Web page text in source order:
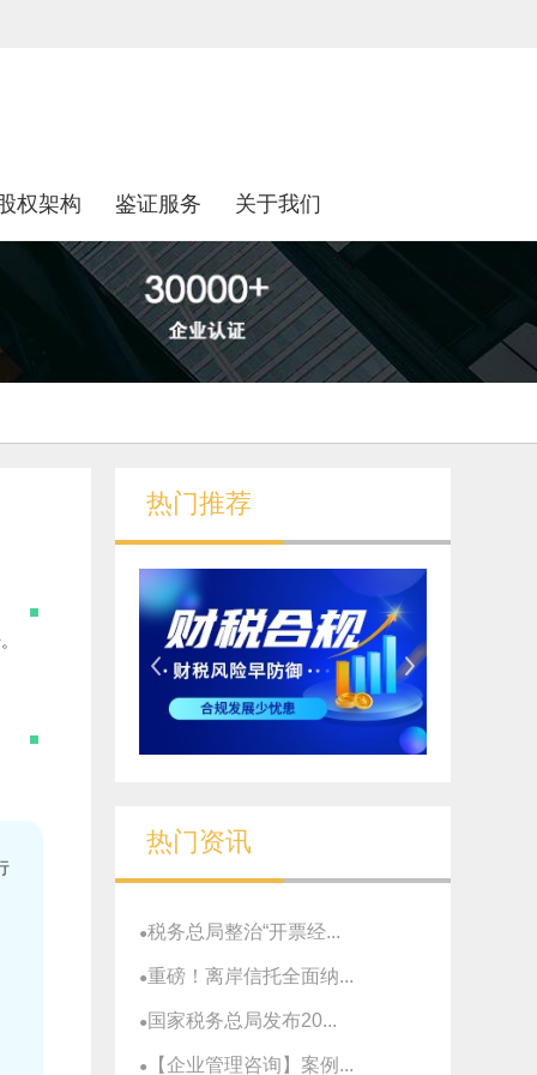
权架构 鉴证服务 关于我们
热门推荐
热门资讯
●税务总局整治“开票经...
●重磅！离岸信托全面纳...
● 国家税务总局发布20...
● 【企业管理咨询】案例...